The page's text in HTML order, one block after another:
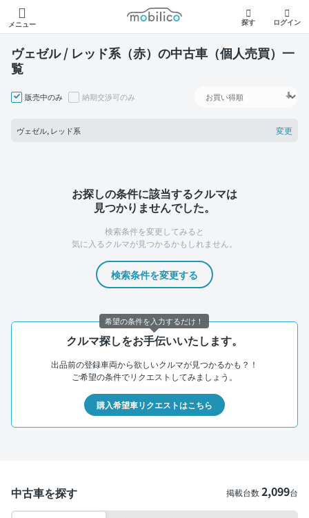
メニュー
モビリコ
探す ログイン
ヴェゼル / レッド系（赤）の中古車（個人売買）一
覧
販売中のみ 納期交渉可のみ
ヴェゼル, レッド系 変更
お探しの条件に該当するクルマは
見つかりませんでした。
検索条件を変更してみると
気に入るクルマが見つかるかもしれません。
検索条件を変更する
クルマ探しをお手伝いいたします。
出品前の登録車両から欲しいクルマが見つかるかも？！
ご希望の条件でリクエストしてみましょう。
購入希望車リクエストはこちら
中古車を探す 掲載台数2,099台
希望の条件を入力するだけ！